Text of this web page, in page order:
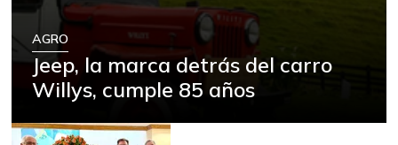
AGRO
Jeep, la marca detrás del carro
Willys, cumple 85 años